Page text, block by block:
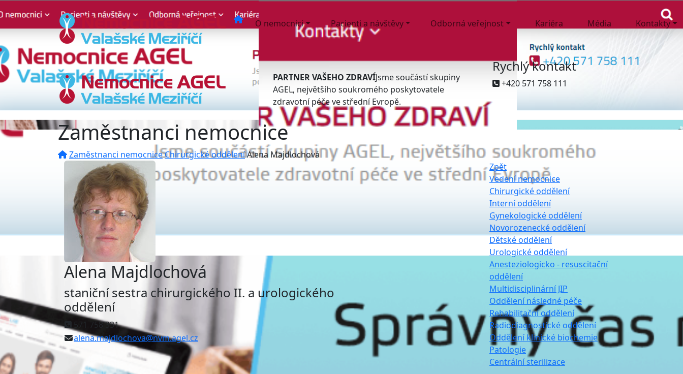
O nemocnici Pacienti a návštěvy Odborná veřejnost Kariéra Média Kontakty
PARTNER VAŠEHO ZDRAVÍJsme součástí skupiny
AGEL, největšího soukromého poskytovatele
zdravotní péče ve střední Evropě.
Rychlý kontakt
+420 571 758 111
Zaměstnanci nemocnice
Zaměstnanci nemocniceChirurgické odděleníAlena Majdlochová
Alena Majdlochová
staniční sestra chirurgického II. a urologického
oddělení
571 758 331
alena.majdlochova@nvm.agel.cz
Zpět
Vedení nemocnice
Chirurgické oddělení
Interní oddělení
Gynekologické oddělení
Novorozenecké oddělení
Dětské oddělení
Urologické oddělení
Anesteziologicko - resuscitační
oddělení
Multidisciplinární JIP
Oddělení následné péče
Rehabilitační oddělení
Radiodiagnostické oddělení
Oddělení klinické biochemie
Patologie
Centrální sterilizace